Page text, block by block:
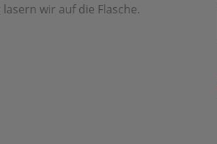
wir auf die Flasche.